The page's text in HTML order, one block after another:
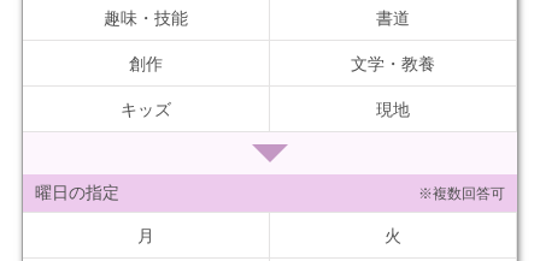
趣味・技能 書道
創作 文学・教養
キッズ 現地
曜日の指定 ※複数回答可
月 火